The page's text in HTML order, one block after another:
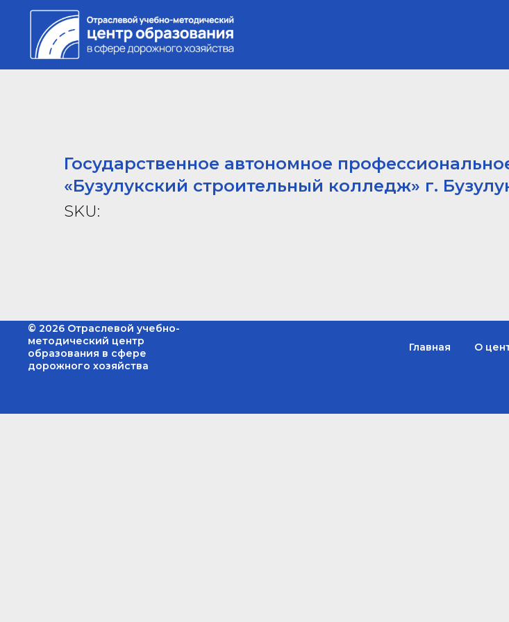
Государственное автономное
«Бузулукский строительный колледж» г.
SKU:
© 2026 Отраслевой учебно-
методический центр
образования в сфере
дорожного хозяйства
Главная О